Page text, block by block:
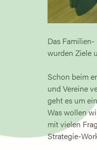
Das
wurden Ziele
Schon beim
und Vereine
geht es um
Was wollen
mit vielen
Strategie-